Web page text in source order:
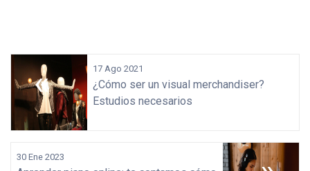
« 17 Ago 2021
¿Cómo ser un visual merchandiser?
Estudios necesarios
30 Ene 2023